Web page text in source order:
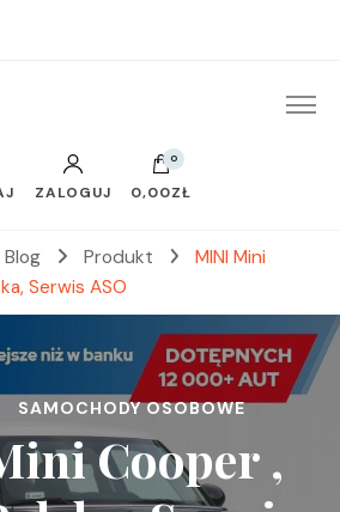
ZALOGUJ
0
0,00ZŁ
Blog Produkt
MINI Mini
Serwis ASO
SAMOCHODY OSOBOWE
Cooper ,